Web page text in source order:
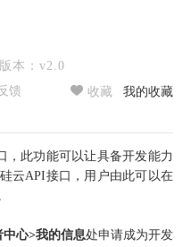
本：v2.0
馈 收藏 我的收藏
，此功能可以让具备开发能力
云API接口，用户由此可以在
心>我的信息处申请成为开发